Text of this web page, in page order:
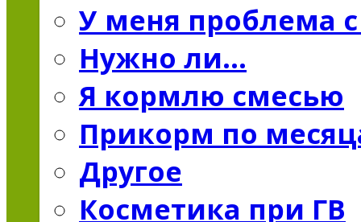
У меня проблема
Нужно ли…
Я кормлю смесью
Прикорм по
Другое
Косметика при ГВ